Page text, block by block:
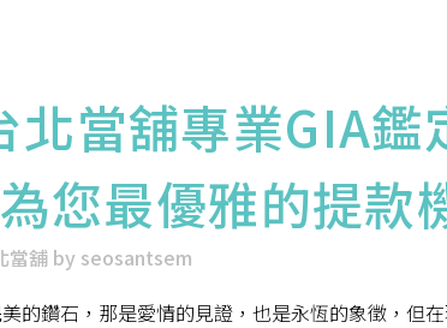
北當舖專業GIA鑑
您最優雅的提款
當舖 by seosantsem
的鑽石，那是愛情的見證，也是永恆的象徵，但